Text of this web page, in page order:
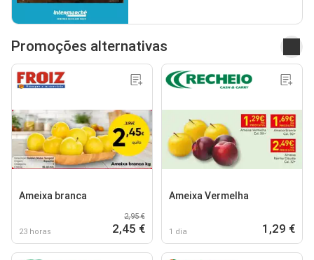
Promoções alternativas
Ameixa branca
23 horas
2,95 €
2,45 €
Ameixa Vermelha
1 dia 1,29 €